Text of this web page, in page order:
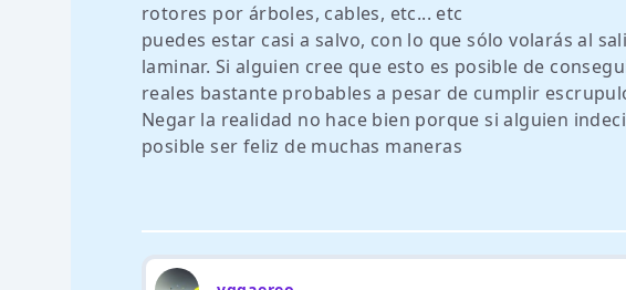
rotores por árboles, cables, etc... etc
puedes estar casi a salvo, con lo que sólo volarás al
laminar. Si alguien cree que esto es posible de
reales bastante probables a pesar de cumplir
Negar la realidad no hace bien porque si alguien
posible ser feliz de muchas maneras